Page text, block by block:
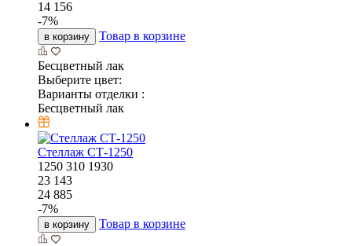
14 156
-7%
в корзину Товар в корзине
Бесцветный лак
Выберите цвет:
Варианты отделки :
Бесцветный лак
Стеллаж СТ-1250
1250 310 1930
23 143
24 885
-7%
в корзину Товар в корзине